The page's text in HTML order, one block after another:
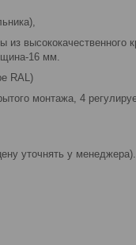
16 мм.
RAL)
монтажа, 4
уточнять у менеджера).